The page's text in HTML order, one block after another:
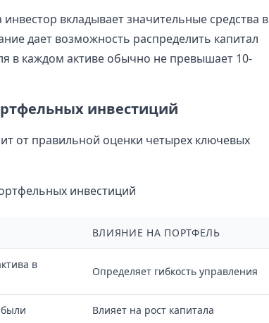
вкладывает значительные средства в
дает возможность распределить капитал
в каждом активе обычно не превышает 10-
инвестиций
от правильной оценки четырех ключевых
инвестиций
ВЛИЯНИЕ НА ПОРТФЕЛЬ
в
Определяет гибкость управления
Влияет на рост капитала